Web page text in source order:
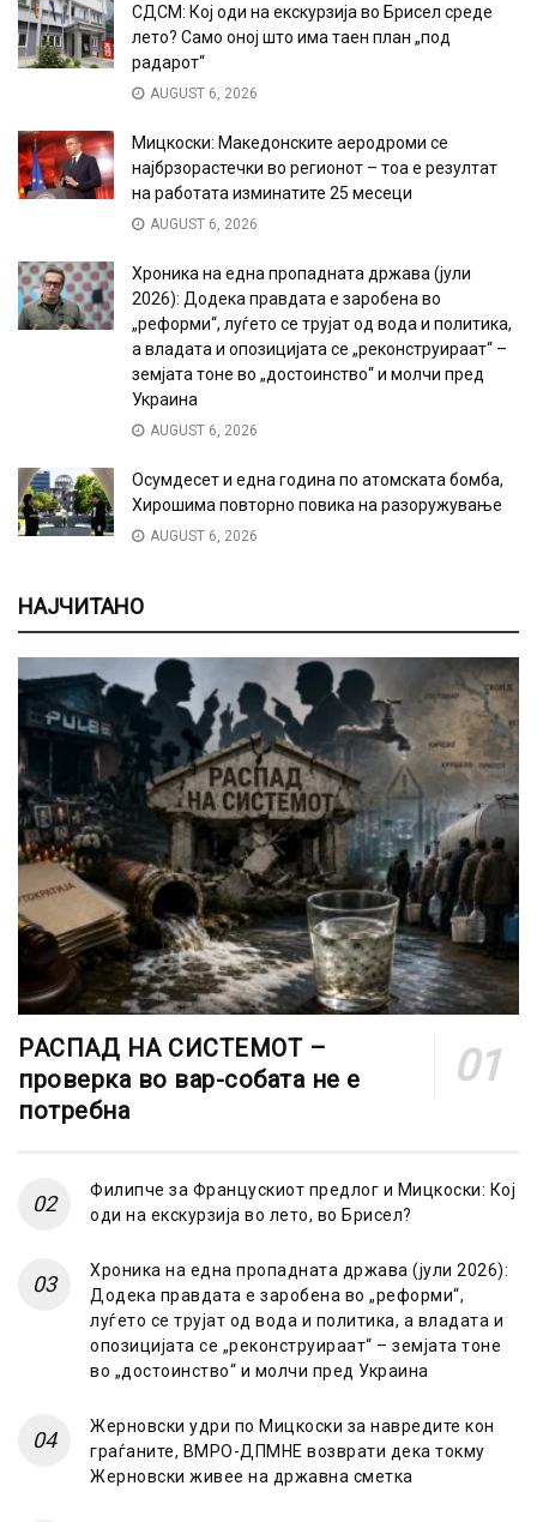
СДСМ: Кој оди на екскурзија во Брисел среде
лето? Само оној што има таен план „под
радарот“
AUGUST 6, 2026
Мицкоски: Македонските аеродроми се
најбрзорастечки во регионот – тоа е резултат
на работата изминатите 25 месеци
AUGUST 6, 2026
Хроника на една пропадната држава (јули
2026): Додека правдата е заробена во
„реформи“, луѓето се трујат од вода и политика,
а владата и опозицијата се „реконструираат“ –
земјата тоне во „достоинство“ и молчи пред
Украина
AUGUST 6, 2026
Осумдесет и една година по атомската бомба,
Хирошима повторно повика на разоружување
AUGUST 6, 2026
НАЈЧИТАНО
РАСПАД НА СИСТЕМОТ –
проверка во вар-собата не е
потребна
Филипче за Францускиот предлог и Мицкоски: Кој
оди на екскурзија во лето, во Брисел?
Хроника на една пропадната држава (јули 2026):
Додека правдата е заробена во „реформи“,
луѓето се трујат од вода и политика, а владата и
опозицијата се „реконструираат“ – земјата тоне
во „достоинство“ и молчи пред Украина
Жерновски удри по Мицкоски за навредите кон
граѓаните, ВМРО-ДПМНЕ возврати дека токму
Жерновски живее на државна сметка